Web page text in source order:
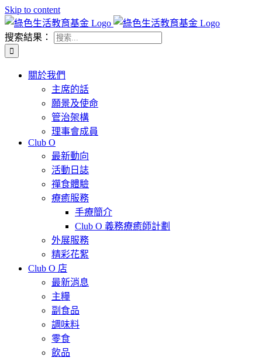
Skip to content
搜索結果：
關於我們
主席的話
願景及使命
管治架構
理事會成員
Club O
最新動向
活動日誌
禪食體驗
療癒服務
手療簡介
Club O 義務療癒師計劃
外展服務
精彩花絮
Club O 店
最新消息
主糧
副食品
調味料
零食
飲品